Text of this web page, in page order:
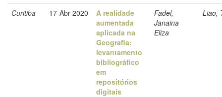
Curitiba 17-Abr-2020
A realidade
aumentada
aplicada na
Geografia:
levantamento
bibliográfico
em
repositórios
digitais
Fadel,
Janaina
Eliza
Liao,